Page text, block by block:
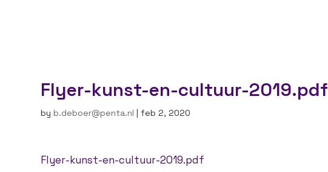
Flyer-kunst-en-cultuur-2019.pdf
by b.deboer@penta.nl |feb 2, 2020
Flyer-kunst-en-cultuur-2019.pdf